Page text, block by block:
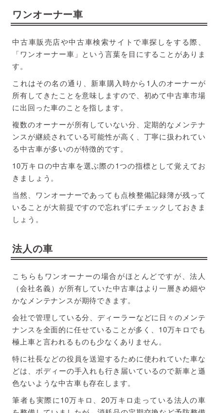
ワンオーナー車
中古車販売店や中古車検索サイトで車探しをする際、
「ワンオーナー車」という言葉を目にすることがありま
す。
これはその名の通り、新車購入時から1人のオーナーが
所有してきたことを意味しますので、初めて中古車市場
に出回った車のことを指します。
複数のオーナーが所有していない分、定期的なメンテナ
ンスが継続されている可能性が高く、丁寧に扱われてい
る中古車が多いのが特徴的です。
10万キロの中古車を選ぶ際の1つの指標として覚えてお
きましょう。
当然、ワンオーナーであっても点検整備記録簿が残って
いることが大前提ですので忘れずにチェックしておきま
しょう。
法人の車
こちらもワンオーナーの場合がほとんどですが、法人
（会社名義）が所有していた中古車はより一層きめ細や
かなメンテナンスが期待できます。
会社で管理している分、ディーラーなどに日々のメンテ
ナンスを全面的に任せていることが多く、10万キロでも
極上車と言われるものも少なくありません。
特に社長などの役員を送迎するために使われていた車な
どは、ボディーの手入れも行き届いているので新車と遜
色ないような中古車も存在します。
筆者も実際に10万キロ、20万キロ走っている法人の車